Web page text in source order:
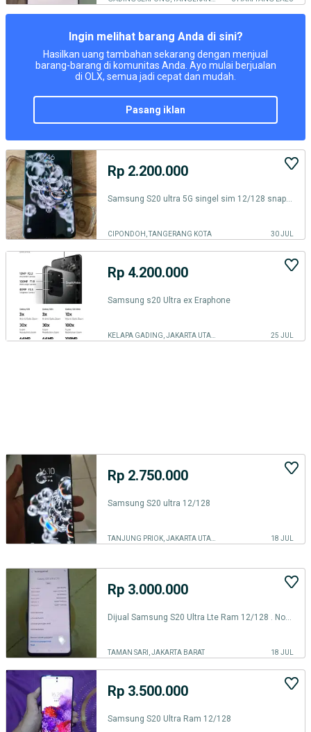
Ingin melihat barang Anda di sini?
Hasilkan uang tambahan sekarang dengan menjual
barang-barang di komunitas Anda. Ayo mulai berjualan
di OLX, semua jadi cepat dan mudah.
pasang iklan
Rp 2.200.000
CIPONDOH, TANGERANG KOTA 30 JUL
Rp 4.200.000
Samsung s20 Ultra ex Eraphone
25 JUL
Rp 2.750.000
Samsung S20 ultra 12/128
18 JUL
Rp 3.000.000
TAMAN SARI, JAKARTA BARAT 18 JUL
Rp 3.500.000
Samsung S20 Ultra Ram 12/128